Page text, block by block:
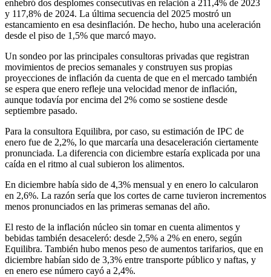
enhebró dos desplomes consecutivas en relación a 211,4% de 2023
y 117,8% de 2024. La última secuencia del 2025 mostró un
estancamiento en esa desinflación. De hecho, hubo una aceleración
desde el piso de 1,5% que marcó mayo.
Un sondeo por las principales consultoras privadas que registran
movimientos de precios semanales y construyen sus propias
proyecciones de inflación da cuenta de que en el mercado también
se espera que enero refleje una velocidad menor de inflación,
aunque todavía por encima del 2% como se sostiene desde
septiembre pasado.
Para la consultora Equilibra, por caso, su estimación de IPC de
enero fue de 2,2%, lo que marcaría una desaceleración ciertamente
pronunciada. La diferencia con diciembre estaría explicada por una
caída en el ritmo al cual subieron los alimentos.
En diciembre había sido de 4,3% mensual y en enero lo calcularon
en 2,6%. La razón sería que los cortes de carne tuvieron incrementos
menos pronunciados en las primeras semanas del año.
El resto de la inflación núcleo sin tomar en cuenta alimentos y
bebidas también desaceleró: desde 2,5% a 2% en enero, según
Equilibra. También hubo menos peso de aumentos tarifarios, que en
diciembre habían sido de 3,3% entre transporte público y naftas, y
en enero ese número cayó a 2,4%.